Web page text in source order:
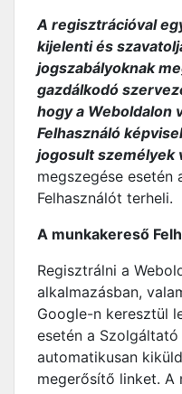
A regisztrációval
kijelenti és
jogszabályoknak
gazdálkodó
hogy a Weboldalon
Felhasználó
jogosult személyek
megszegése esetén
Felhasználót terheli.
A munkakereső
Regisztrálni a
alkalmazásban,
Google-n keresztül
esetén a
automatikusan
megerősítő linket. A